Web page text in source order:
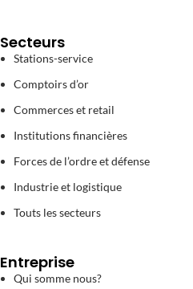
Secteurs
Stations-service
Comptoirs d’or
Commerces et retail
Institutions financières
Forces de l’ordre et défense
Industrie et logistique
Touts les secteurs
Entreprise
Qui somme nous?